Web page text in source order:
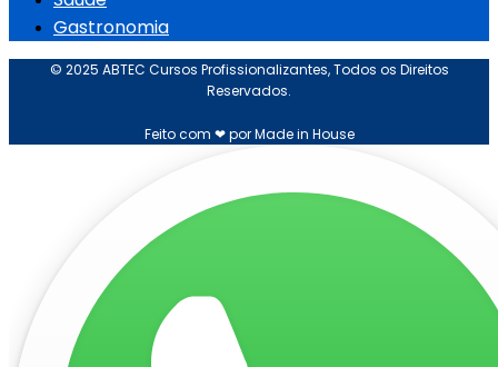
Gastronomia
© 2025 ABTEC Cursos Profissionalizantes, Todos os Direitos
Reservados.
Feito com ❤ por Made in House